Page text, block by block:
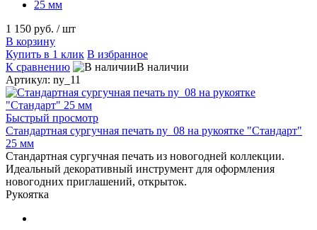
25 мм
1 150 руб. / шт
В корзину
Купить в 1 клик В избранное
К сравнению
В наличии
Артикул: ny_11
Быстрый просмотр
Стандартная сургучная печать ny_08 на рукоятке "Стандарт"
25 мм
Стандартная сургучная печать из новогодней коллекции.
Идеальный декоративный инструмент для оформления
новогодних приглашений, открыток.
Рукоятка